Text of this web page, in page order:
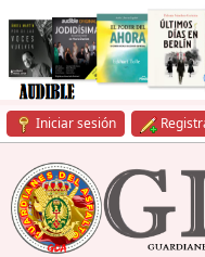
Iniciar sesión